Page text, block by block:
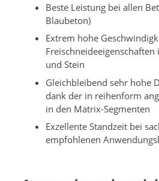
Beste Leistung bei allen
Blaubeton)
Extrem hohe
und Stein
Gleichbleibend sehr hohe
dank der in reihenform
in den Matrix-Segmenten
Exzellente Standzeit bei
empfohlenen